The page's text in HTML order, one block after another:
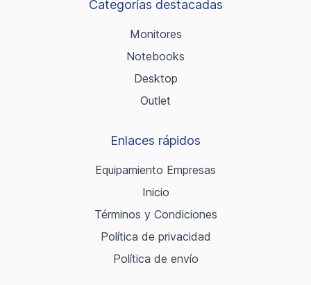
Categorías destacadas
Monitores
Notebooks
Desktop
Outlet
Enlaces rápidos
Equipamiento Empresas
Inicio
Términos y Condiciones
Política de privacidad
Política de envío